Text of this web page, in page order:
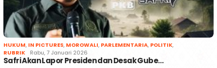
HUKUM, IN PICTURES, MOROWALI, PARLEMENTARIA, POLITIK,
RUBRIK
Rabu, 7 Januari 2026
Safri Akan Lapor Presiden dan Desak Gube…